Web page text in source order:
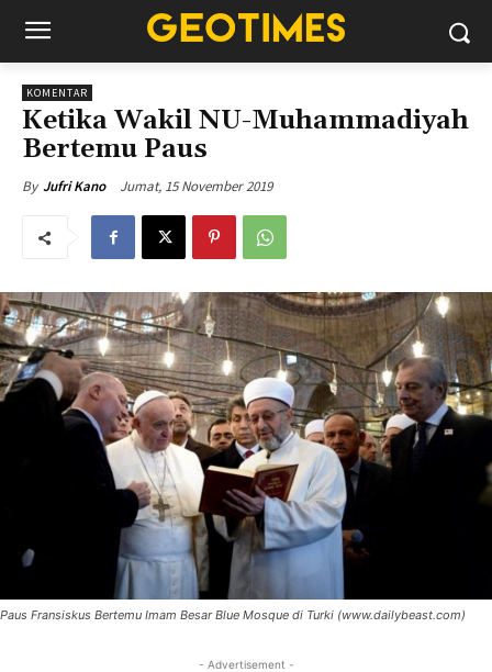
KOMENTAR
Ketika Wakil NU-Muhammadiyah
Bertemu Paus
By Jufri Kano Jumat, 15 November 2019
Paus Fransiskus Bertemu Imam Besar Blue Mosque di Turki (www.dailybeast.com)
- Advertisement -